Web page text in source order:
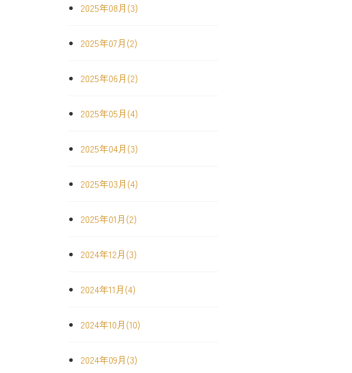
2025年08月(3)
2025年07月(2)
2025年06月(2)
2025年05月(4)
2025年04月(3)
2025年03月(4)
2025年01月(2)
2024年12月(3)
2024年11月(4)
2024年10月(10)
2024年09月(3)